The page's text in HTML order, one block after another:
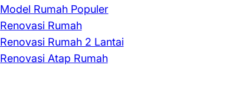
Model Rumah Populer
Renovasi Rumah
Renovasi Rumah 2 Lantai
Renovasi Atap Rumah